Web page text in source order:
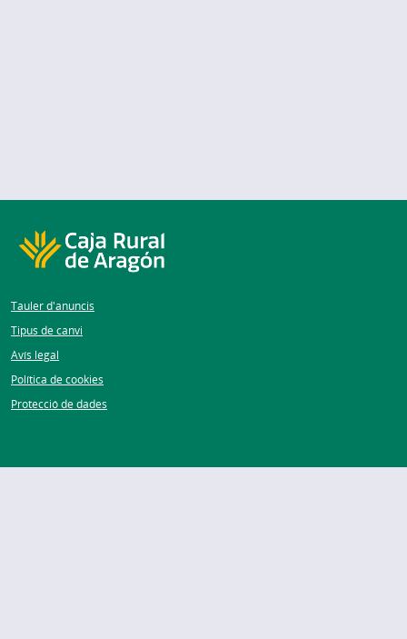
Tauler d'anuncis
Tipus de canvi
Avís legal
Política de cookies
Protecció de dades